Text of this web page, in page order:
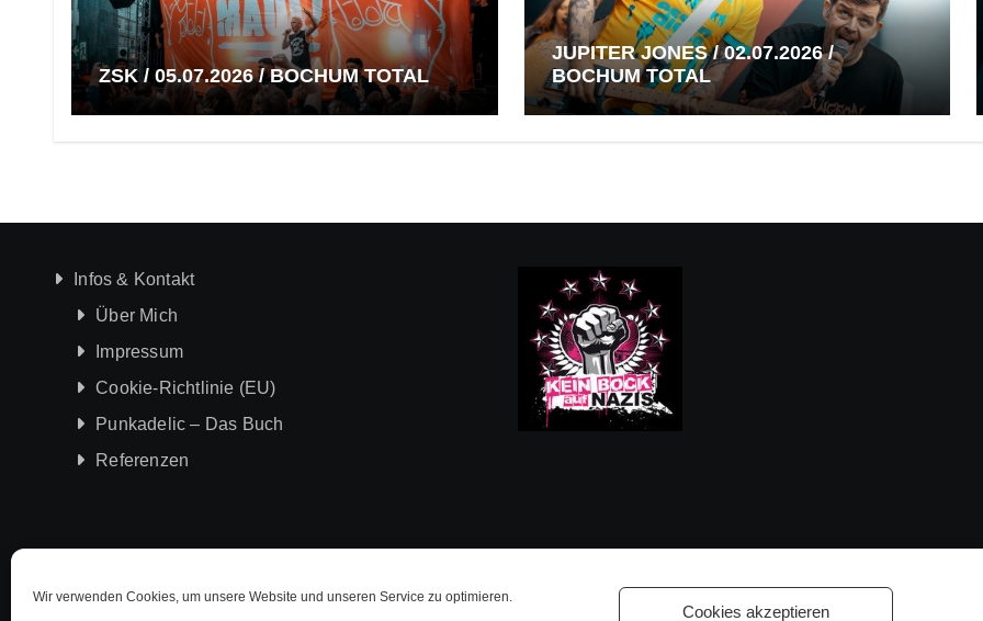
Wir verwenden Cookies, um unsere Website und unseren Service zu optimieren.
Cookies akzeptieren
ZSK / 05.07.2026 / BOCHUM TOTAL
JUPITER JONES / 02.07.2026 /
BOCHUM TOTAL
Infos & Kontakt
Über Mich
Impressum
Cookie-Richtlinie (EU)
Punkadelic – Das Buch
Referenzen